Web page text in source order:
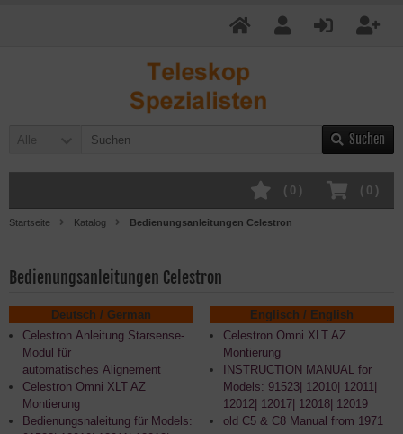
Alle Suchen
( 0 )
( 0 )
Startseite Katalog Bedienungsanleitungen Celestron
Bedienungsanleitungen Celestron
Deutsch / German
Englisch / English
Celestron Anleitung Starsense-
Modul für
automatisches Alignement
Celestron Omni XLT AZ
Montierung
Bedienungsnaleitung für Models:
Celestron Omni XLT AZ
Montierung
INSTRUCTION MANUAL for
Models: 91523| 12010| 12011|
12012| 12017| 12018| 12019
old C5 & C8 Manual from 1971